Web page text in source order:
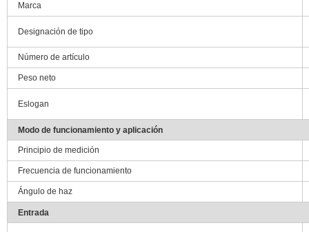
Marca
Designación de tipo
Número de artículo
Peso neto
Eslogan
Modo de funcionamiento y aplicación
Principio de medición
Frecuencia de funcionamiento
Ángulo de haz
Entrada